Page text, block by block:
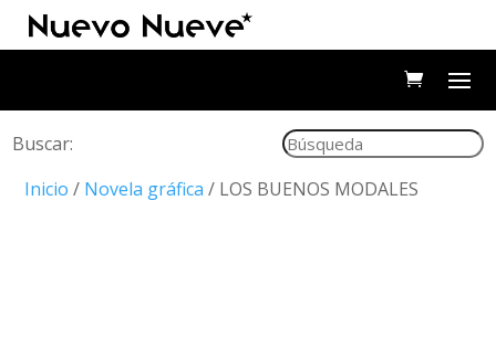
Buscar:
Inicio / Novela gráfica / LOS BUENOS MODALES